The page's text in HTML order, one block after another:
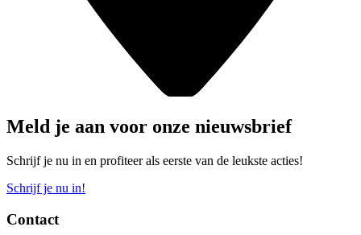
Meld je aan voor onze nieuwsbrief
Schrijf je nu in en profiteer als eerste van de leukste acties!
Schrijf je nu in!
Contact